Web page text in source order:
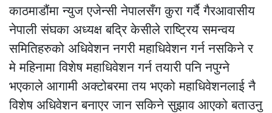
काठमाडौंमा न्युज एजेन्सी नेपालसँग कुरा गर्दै गैरआवासीय
नेपाली संघका अध्यक्ष बद्रि केसीले राष्ट्रिय समन्वय
समितिहरुको अधिवेशन नगरी महाधिवेशन गर्न नसकिने र
मे महिनामा विशेष महाधिवेशन गर्न तयारी पनि नपुग्ने
भएकाले आगामी अक्टोबरमा तय भएको महाधिवेशनलाई नै
विशेष अधिवेशन बनाएर जान सकिने सुझाव आएको बताउनु